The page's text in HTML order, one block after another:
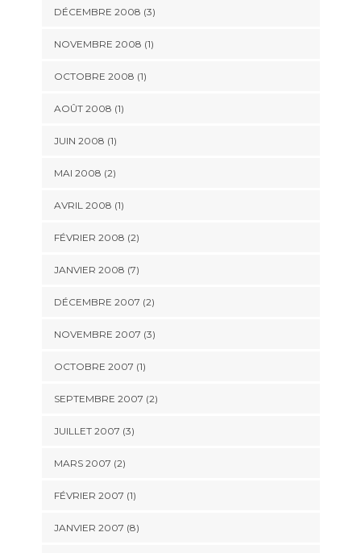
DÉCEMBRE 2008 (3)
NOVEMBRE 2008 (1)
OCTOBRE 2008 (1)
AOÛT 2008 (1)
JUIN 2008 (1)
MAI 2008 (2)
AVRIL 2008 (1)
FÉVRIER 2008 (2)
JANVIER 2008 (7)
DÉCEMBRE 2007 (2)
NOVEMBRE 2007 (3)
OCTOBRE 2007 (1)
SEPTEMBRE 2007 (2)
JUILLET 2007 (3)
MARS 2007 (2)
FÉVRIER 2007 (1)
JANVIER 2007 (8)